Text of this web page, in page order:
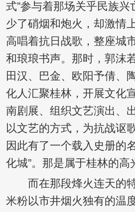
式”参与着那场关乎民族兴
少了硝烟和炮火，却激情
高唱着抗日战歌，整座城
和琅琅书声。那时，郭沫
田汉、巴金、欧阳予倩、
化人汇聚桂林，开展文化
南剧展、组织文艺演出
以文艺的方式，为抗战讴
因此有了一个载入史册的
化城”。那是属于桂林的高
而在那段烽火连天的特
米粉以市井烟火独有的温